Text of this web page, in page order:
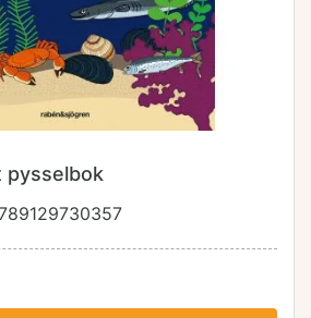
pysselbok